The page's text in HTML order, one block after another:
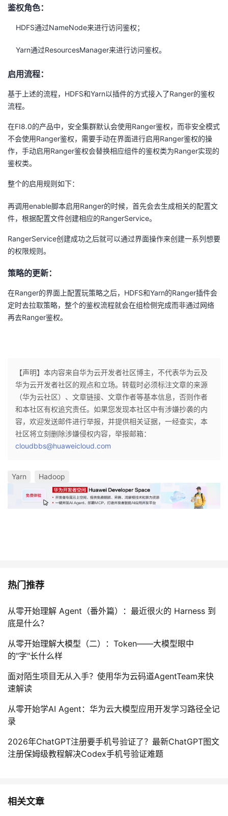
鉴权角色：
HDFS通过NameNode来进行访问鉴权；
Yarn通过ResourcesManager来进行访问鉴权。
启用流程：
基于上述的流程，HDFS和Yarn以插件的方式接入了Ranger的鉴权
流程。
在FI8.0的产品中，安全集群默认会使用Ranger鉴权，而非安全模式
不会使用Ranger鉴权，需要手动在界面进行启用Ranger鉴权的操
作，手动启用Ranger鉴权会替换相应组件的鉴权类为Ranger实现的
鉴权类。
整个的启用规则如下：
再调用enable脚本启用Ranger的时候，首先会去生成相关的配置文
件，根据配置文件创建相应的RangerService。
RangerService创建成功之后就可以通过界面操作来创建一系列想要
的权限规则。
策略的更新：
在Ranger的界面上配置玩策略之后，HDFS和Yarn的Ranger插件会
定时去拉取策略，整个的鉴权流程就会在组检侧完成而非通过网络
再去Ranger鉴权。
【声明】本内容来自华为云开发者社区博主，不代表华为云及
华为云开发者社区的观点和立场。转载时必须标注文章的来源
（华为云社区）、文章链接、文章作者等基本信息，否则作者
和本社区有权追究责任。如果您发现本社区中有涉嫌抄袭的内
容，欢迎发送邮件进行举报，并提供相关证据，一经查实，本
社区将立刻删除涉嫌侵权内容，举报邮箱：
cloudbbs@huaweicloud.com
Yarn Hadoop
热门推荐
从零开始理解 Agent（番外篇）：最近很火的 Harness 到
底是什么？
从零开始理解大模型（二）：Token——大模型眼中
的"字"长什么样
面对陌生项目无从入手？使用华为云码道AgentTeam来快
速解读
从零开始学AI Agent：华为云大模型应用开发学习路径全记
录
2026年ChatGPT注册要手机号验证了？最新ChatGPT图文
注册保姆级教程解决Codex手机号验证难题
相关文章